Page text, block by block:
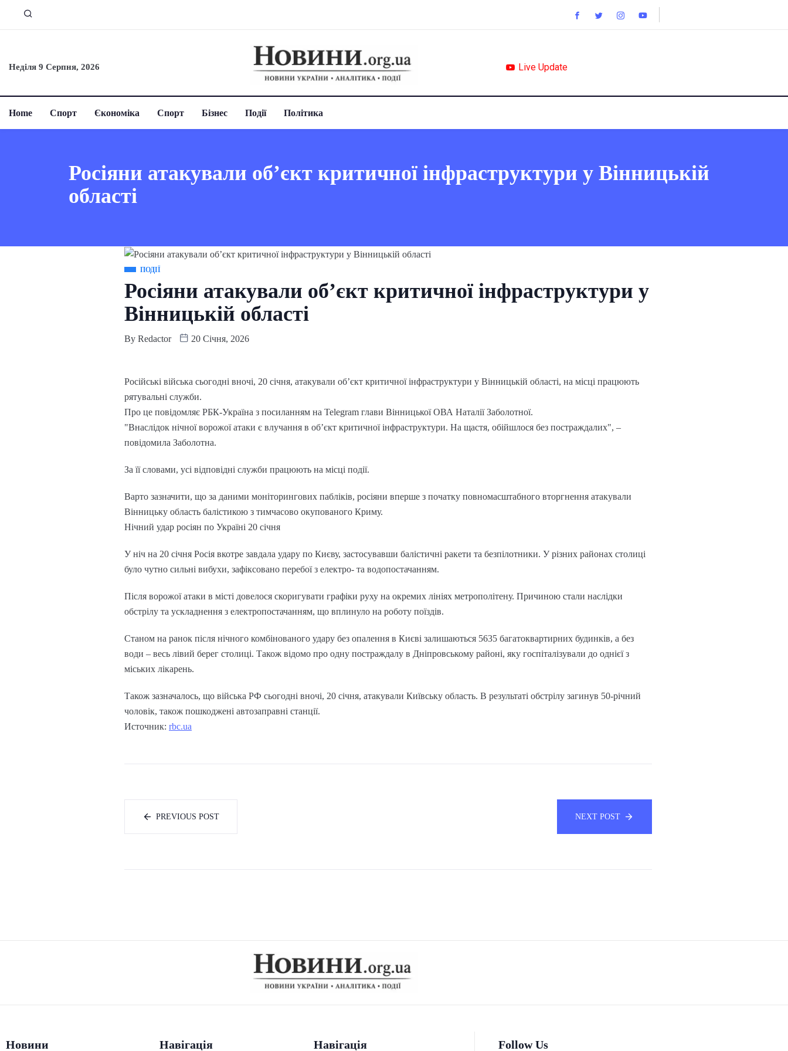
Неділя 9 Серпня, 2026 Live Update
Home Спорт Єкономіка Спорт Бізнес Події Політика
Росіяни атакували обʼєкт критичної інфраструктури у Вінницькій
області
ПОДІЇ
Росіяни атакували обʼєкт критичної інфраструктури у
Вінницькій області
By Redactor 20 Січня, 2026
Російські війська сьогодні вночі, 20 січня, атакували обʼєкт критичної інфраструктури у Вінницькій області, на місці працюють
рятувальні служби.
Про це повідомляє РБК-Україна з посиланням на Telegram глави Вінницької ОВА Наталії Заболотної.
"Внаслідок нічної ворожої атаки є влучання в обʼєкт критичної інфраструктури. На щастя, обійшлося без постраждалих", –
повідомила Заболотна.
За її словами, усі відповідні служби працюють на місці події.
Варто зазначити, що за даними моніторингових пабліків, росіяни вперше з початку повномасштабного вторгнення атакували
Вінницьку область балістикою з тимчасово окупованого Криму.
Нічний удар росіян по Україні 20 січня
У ніч на 20 січня Росія вкотре завдала удару по Києву, застосувавши балістичні ракети та безпілотники. У різних районах столиці
було чутно сильні вибухи, зафіксовано перебої з електро- та водопостачанням.
Після ворожої атаки в місті довелося скоригувати графіки руху на окремих лініях метрополітену. Причиною стали наслідки
обстрілу та ускладнення з електропостачанням, що вплинуло на роботу поїздів.
Станом на ранок після нічного комбінованого удару без опалення в Києві залишаються 5635 багатоквартирних будинків, а без
води – весь лівий берег столиці. Також відомо про одну постраждалу в Дніпровському районі, яку госпіталізували до однієї з
міських лікарень.
Також зазначалось, що війська РФ сьогодні вночі, 20 січня, атакували Київську область. В результаті обстрілу загинув 50-річний
чоловік, також пошкоджені автозаправні станції.
Источник: rbc.ua
PREVIOUS POST NEXT POST
Новини Навігація Навігація Follow Us